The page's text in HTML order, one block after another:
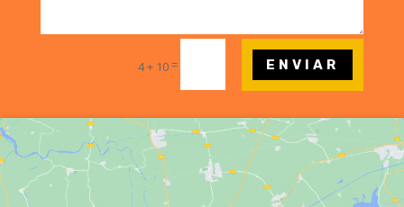
4 + 10= ENVIAR